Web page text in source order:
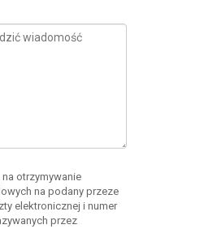
otrzymywanie
na podany przeze
elektronicznej i numer
przez